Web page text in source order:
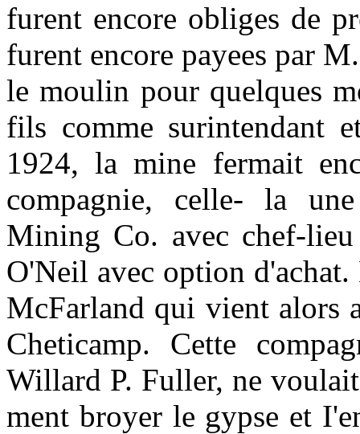
furent encore obliges de
furent encore payees par
le moulin pour quelques
fils comme surintendant
1924, la mine fermait
compagnie, celle- la
Mining Co. avec chef-
O'Neil avec option
McFarland qui vient alors
Cheticamp. Cette
Willard P. Fuller, ne
ment broyer le gypse et